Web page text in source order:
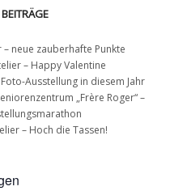
neue zauberhafte Punkte
– Happy Valentine
Ausstellung in diesem Jahr
„Frère Roger“ –
– Hoch die Tassen!